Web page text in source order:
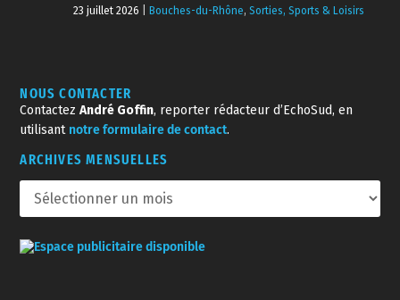
23 juillet 2026 Bouches-du-Rhône,Sorties, Sports & Loisirs
NOUS CONTACTER
ContactezAndré Goffin, reporter rédacteur d’EchoSud, en
utilisant notre formulaire de contact.
ARCHIVES MENSUELLES